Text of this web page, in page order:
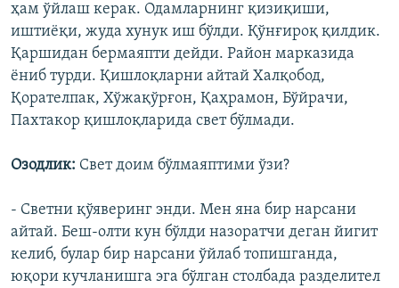
ҳам ўйлаш керак. Одамларнинг қизиқиши,
иштиëқи, жуда хунук иш бўлди. Қўнғироқ қилдик.
Қаршидан бермаяпти дейди. Район марказида
ëниб турди. Қишлоқларни айтай Халқобод,
Қорателпак, Хўжақўрғон, Қаҳрамон, Бўйрачи,
Пахтакор қишлоқларида свет бўлмади.
Озодлик: Свет доим бўлмаяптими ўзи?
- Светни қўяверинг энди. Мен яна бир нарсани
айтай. Беш-олти кун бўлди назоратчи деган йигит
келиб, булар бир нарсани ўйлаб топишганда,
юқори кучланишга эга бўлган столбада разделител